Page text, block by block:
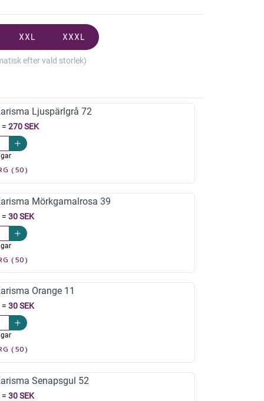
XXL XXXL
efter vald storlek)
Ljuspärlgrå 72
= 270 SEK
(50)
Mörkgamalrosa 39
= 30 SEK
(50)
Orange 11
= 30 SEK
(50)
Senapsgul 52
= 30 SEK